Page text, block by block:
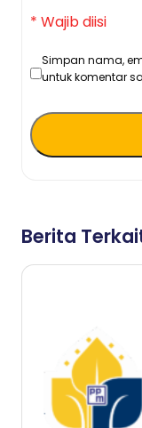
* Wajib diisi
Simpan nama,
untuk komentar
Berita